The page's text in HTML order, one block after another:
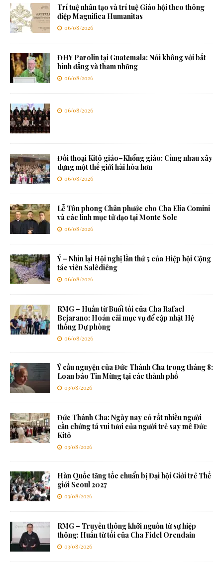
Trí tuệ nhân tạo và trí tuệ Giáo hội theo thông
điệp Magnifica Humanitas
06/08/2026
ĐHY Parolin tại Guatemala: Nói không với bất
bình đẳng và tham nhũng
06/08/2026
06/08/2026
Đối thoại Kitô giáo–Khổng giáo: Cùng nhau xây
dựng một thế giới hài hòa hơn
06/08/2026
Lễ Tôn phong Chân phước cho Cha Elia Comini
và các linh mục tử đạo tại Monte Sole
06/08/2026
Ý – Nhìn lại Hội nghị lần thứ 5 của Hiệp hội Cộng
tác viên Salêdiêng
06/08/2026
RMG – Huấn từ Buổi tối của Cha Rafael
Bejarano: Hoán cải mục vụ để cập nhật Hệ
thống Dự phòng
06/08/2026
Ý cầu nguyện của Đức Thánh Cha trong tháng 8:
Loan báo Tin Mừng tại các thành phố
03/08/2026
Đức Thánh Cha: Ngày nay có rất nhiều người
cần chứng tá vui tươi của người trẻ say mê Đức
Kitô
03/08/2026
Hàn Quốc tăng tốc chuẩn bị Đại hội Giới trẻ Thế
giới Seoul 2027
03/08/2026
RMG – Truyền thông khởi nguồn từ sự hiệp
thông: Huấn từ tối của Cha Fidel Orendain
03/08/2026